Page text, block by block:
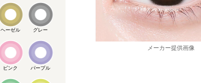
ヘーゼル グレー
ピンク パープル
メーカー提供画像